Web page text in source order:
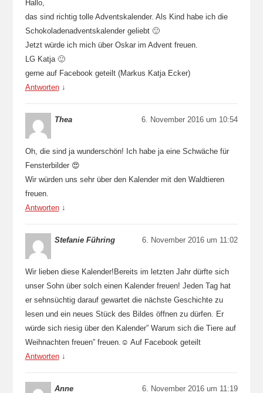
Hallo,
das sind richtig tolle Adventskalender. Als Kind habe ich die
Schokoladenadventskalender geliebt 🙂
Jetzt würde ich mich über Oskar im Advent freuen.
LG Katja 🙂
gerne auf Facebook geteilt (Markus Katja Ecker)
Antworten ↓
Thea 6. November 2016 um 10:54
Oh, die sind ja wunderschön! Ich habe ja eine Schwäche für
Fensterbilder 😍
Wir würden uns sehr über den Kalender mit den Waldtieren
freuen.
Antworten ↓
Stefanie Führing 6. November 2016 um 11:02
Wir lieben diese Kalender!Bereits im letzten Jahr dürfte sich
unser Sohn über solch einen Kalender freuen! Jeden Tag hat
er sehnsüchtig darauf gewartet die nächste Geschichte zu
lesen und ein neues Stück des Bildes öffnen zu dürfen. Er
würde sich riesig über den Kalender” Warum sich die Tiere auf
Weihnachten freuen” freuen.☺️ Auf Facebook geteilt
Antworten ↓
Anne 6. November 2016 um 11:19